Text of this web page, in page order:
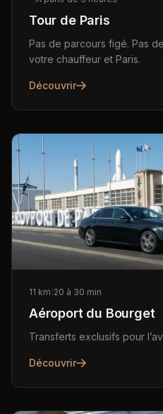
Tour de Paris
Pas de parcours figé. Pas
votre chauffeur et Paris.
Découvrir
11 km 20 à 30 min
Aéroport du Bourget
Transferts exclusifs pour
Découvrir